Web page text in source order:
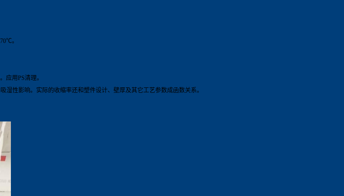
。
应用PS清理。
湿性影响。实际的收缩率还和塑件设计、壁厚及其它工艺参数成函数关系。